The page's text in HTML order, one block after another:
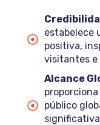
estabelece
positiva,
visitantes e
Alcance
público